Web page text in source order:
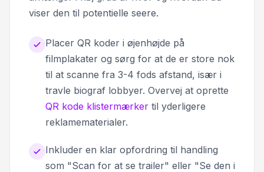
viser den til potentielle seere.
Placer QR koder i øjenhøjde på
filmplakater og sørg for at de er store nok
til at scanne fra 3-4 fods afstand, især i
travle biograf lobbyer. Overvej at oprette
QR kode klistermærker til yderligere
reklamematerialer.
Inkluder en klar opfordring til handling
som "Scan for at se trailer" eller "Se den i